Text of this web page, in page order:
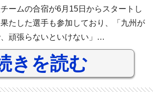
ームの合宿が6月15日からスタートし
たした選手も参加しており、「九州が
頑張らないといけない」…
きを読む